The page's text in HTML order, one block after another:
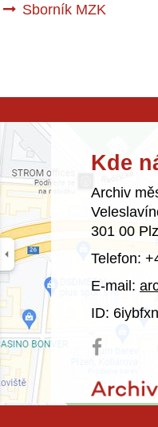
Sborník MZK
Kde
Archiv
301 00
Telefon:
E-mail:
ID: 6iybfxn